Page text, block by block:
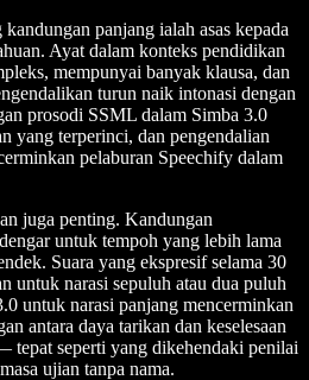
panjang ialah asas kepada
Ayat dalam konteks pendidikan
mempunyai banyak klausa, dan
turun naik intonasi dengan
prosodi SSML dalam Simba 3.0
yang terperinci, dan pengendalian
pelaburan Speechify dalam
juga penting. Kandungan
untuk tempoh yang lebih lama
Suara yang ekspresif selama 30
untuk narasi sepuluh atau dua puluh
untuk narasi panjang mencerminkan
antara daya tarikan dan keselesaan
tepat seperti yang dikehendaki penilai
ujian tanpa nama.